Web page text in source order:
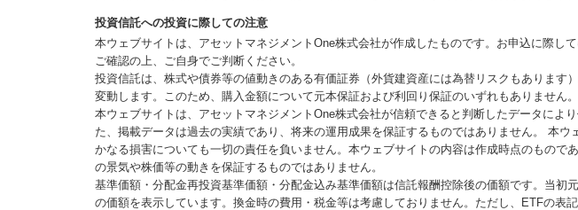
投資信託への投資に際しての注意
本ウェブサイトは、アセットマネジメントOne株式会社が作成したものです。お申込に際
ご確認の上、ご自身でご判断ください。
投資信託は、株式や債券等の値動きのある有価証券（外貨建資産には為替リスクもありま
変動します。このため、購入金額について元本保証および利回り保証のいずれもありません。
本ウェブサイトは、アセットマネジメントOne株式会社が信頼できると判断したデータに
た、掲載データは過去の実績であり、将来の運用成果を保証するものではありません。 本
かなる損害についても一切の責任を負いません。本ウェブサイトの内容は作成時点のもの
の景気や株価等の動きを保証するものではありません。
基準価額・分配金再投資基準価額・分配金込み基準価額は信託報酬控除後の価額です。当
の価額を表示しています。換金時の費用・税金等は考慮しておりません。ただし、ETFの